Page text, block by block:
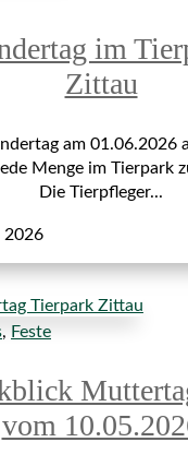
im
Zittau
am 01.06.2026
Menge im Tierpark
Die Tierpfleger...
2026
, Feste
vom